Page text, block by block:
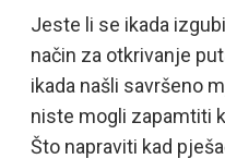
Jeste li se ikada
način za otkrivanje
ikada našli savršeno
niste mogli zapamtiti
Što napraviti kad